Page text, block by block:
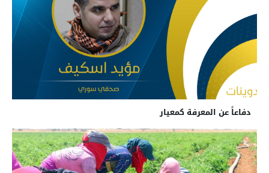
دفاعاً عن المعرفة كمعيار